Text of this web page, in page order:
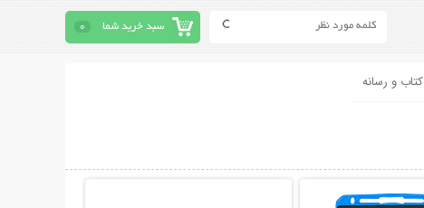
سبد خرید شما 0
کتاب و رسانه